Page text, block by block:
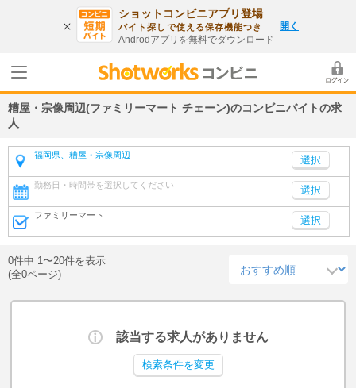
ショットコンビニアプリ登場
バイト探しで使える保存機能つき
Androdアプリを無料でダウンロード
開く
糟屋・宗像周辺(ファミリーマート チェーン)のコンビニバイトの求
人
福岡県、糟屋・宗像周辺
勤務日・時間帯を選択してください 選択
ファミリーマート 選択
0件中 1〜20件を表示
(全0ページ)
該当する求人がありません
検索条件を変更